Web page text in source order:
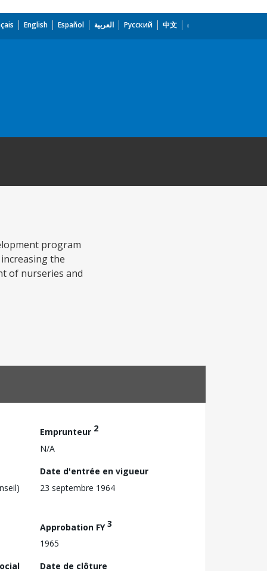
English Español العربية Русский 中文
program
the
of nurseries and
Emprunteur 2
N/A
Date d'entrée en vigueur
23 septembre 1964
Approbation FY3
1965
Date de clôture